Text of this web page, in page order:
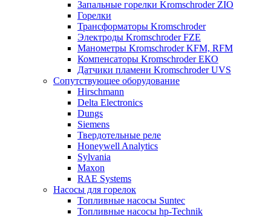
Запальные горелки Kromschroder ZIO
Горелки
Трансформаторы Kromschroder
Электроды Kromschroder FZE
Манометры Kromschroder KFM, RFM
Компенсаторы Kromschroder ЕКО
Датчики пламени Kromschroder UVS
Сопутствующее оборудование
Hirschmann
Delta Electronics
Dungs
Siemens
Твердотельные реле
Honeywell Analytics
Sylvania
Maxon
RAE Systems
Насосы для горелок
Топливные насосы Suntec
Топливные насосы hp-Technik